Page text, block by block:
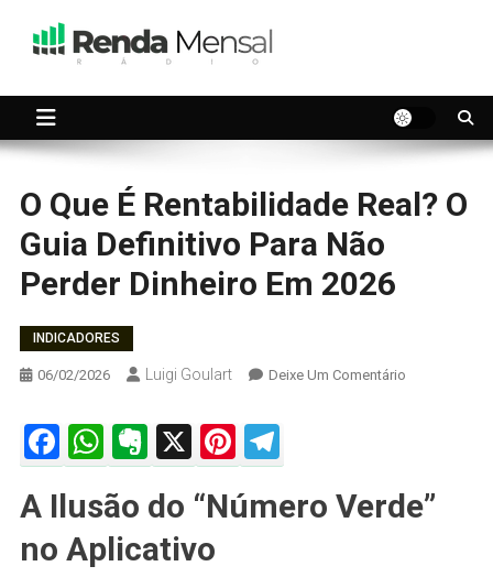
O Que É Rentabilidade Real? O
Guia Definitivo Para Não
Perder Dinheiro Em 2026
INDICADORES
06/02/2026 Luigi Goulart Deixe Um ComentárioOn
Real?
Facebook
WhatsApp
Evernote
X Pinterest
Telegram
A Ilusão do “Número Verde”
no Aplicativo